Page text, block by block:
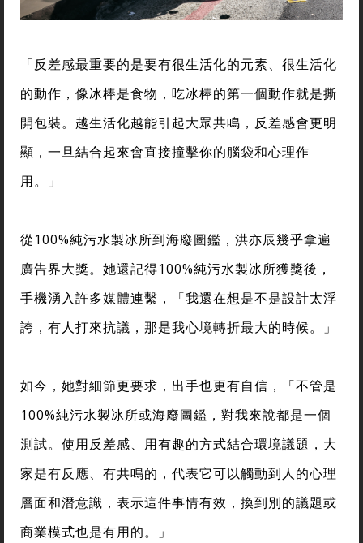
「反差感最重要的是要有很生活化的元素、很生活化
的動作，像冰棒是食物，吃冰棒的第一個動作就是撕
開包裝。越生活化越能引起大眾共鳴，反差感會更明
顯，一旦結合起來會直接撞擊你的腦袋和心理作
用。」
從100%純污水製冰所到海廢圖鑑，洪亦辰幾乎拿遍
廣告界大獎。她還記得100%純污水製冰所獲獎後，
手機湧入許多媒體連繫，「我還在想是不是設計太浮
誇，有人打來抗議，那是我心境轉折最大的時候。」
如今，她對細節更要求，出手也更有自信，「不管是
100%純污水製冰所或海廢圖鑑，對我來說都是一個
測試。使用反差感、用有趣的方式結合環境議題，大
家是有反應、有共鳴的，代表它可以觸動到人的心理
層面和潛意識，表示這件事情有效，換到別的議題或
商業模式也是有用的。」